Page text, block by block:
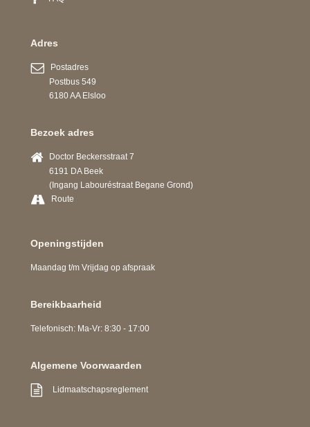
Adres
Postadres
Postbus 549
6180 AA Elsloo
Bezoek adres
Doctor Beckersstraat 7
6191 DA Beek
(Ingang Labouréstraat Begane Grond)
Route
Openingstijden
Maandag t/m Vrijdag op afspraak
Bereikbaarheid
Telefonisch: Ma-Vr: 8:30 - 17:00
Algemene Voorwaarden
Lidmaatschapsreglement